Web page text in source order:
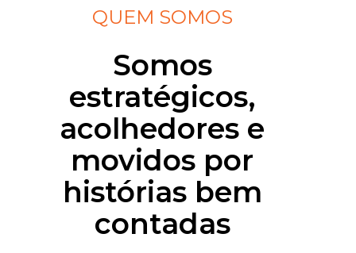
QUEM SOMOS
Somos
estratégicos,
acolhedores e
movidos por
histórias bem
contadas